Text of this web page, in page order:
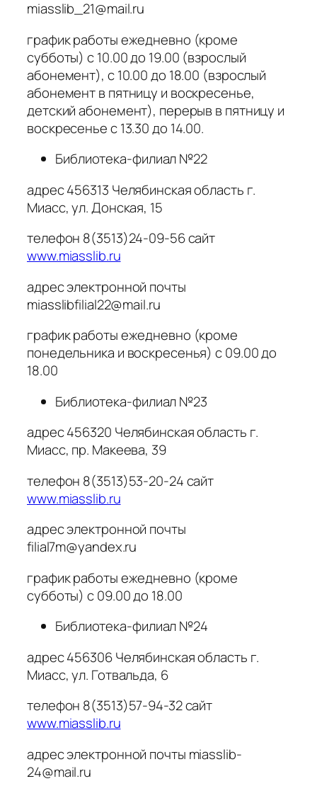
miasslib_21@mail.ru
график работы ежедневно (кроме
субботы) с 10.00 до 19.00 (взрослый
абонемент), с 10.00 до 18.00 (взрослый
абонемент в пятницу и воскресенье,
детский абонемент), перерыв в пятницу и
воскресенье с 13.30 до 14.00.
Библиотека-филиал №22
адрес 456313 Челябинская область г.
Миасс, ул. Донская, 15
телефон 8(3513)24-09-56 сайт
www.miasslib.ru
адрес электронной почты
miasslibfilial22@mail.ru
график работы ежедневно (кроме
понедельника и воскресенья) с 09.00 до
18.00
Библиотека-филиал №23
адрес 456320 Челябинская область г.
Миасс, пр. Макеева, 39
телефон 8(3513)53-20-24 сайт
www.miasslib.ru
адрес электронной почты
filial7m@yandex.ru
график работы ежедневно (кроме
субботы) с 09.00 до 18.00
Библиотека-филиал №24
адрес 456306 Челябинская область г.
Миасс, ул. Готвальда, 6
телефон 8(3513)57-94-32 сайт
www.miasslib.ru
адрес электронной почты miasslib-
24@mail.ru